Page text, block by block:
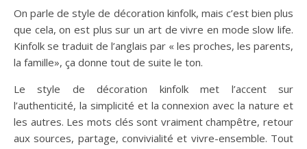
On parle de style de décoration kinfolk, mais c’est bien plus
que cela, on est plus sur un art de vivre en mode slow life.
Kinfolk se traduit de l’anglais par « les proches, les parents,
la famille», ça donne tout de suite le ton.
Le style de décoration kinfolk met l’accent sur
l’authenticité, la simplicité et la connexion avec la nature et
les autres. Les mots clés sont vraiment champêtre, retour
aux sources, partage, convivialité et vivre-ensemble. Tout